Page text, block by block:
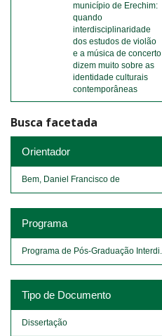
município de Erechim:
quando
interdisciplinaridade
dos estudos de violão
e a música de concerto
dizem muito sobre as
identidade culturais
contemporâneas
Busca facetada
Orientador
Bem, Daniel Francisco de
Programa
Programa de Pós-Graduação Interdi...
Tipo de Documento
Dissertação